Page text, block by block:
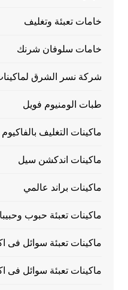
خامات تعبئة وتغليف
خامات سلوفان شرنك
شركة نسر الشرق لماكينات
طبات الومنيوم فويل
ماكينات التغليف بالفاكيوم
ماكينات اندكشن سيل
ماكينات براند عالمي
ماكينات تعبئة حبوب
ماكينات تعبئة سوائل فى
ماكينات تعبئة سوائل فى